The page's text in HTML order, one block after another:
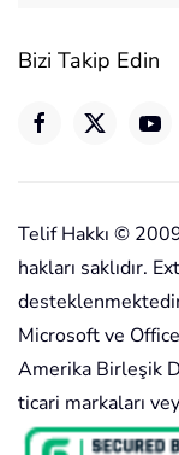
Bizi Takip Edin
Telif Hakkı ©
hakları saklıdır.
Microsoft ve
Amerika Birleşik
ticari markaları